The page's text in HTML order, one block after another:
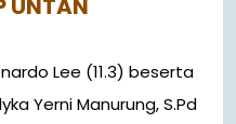
UNTAN
Lee (11.3) beserta
Yerni Manurung, S.Pd